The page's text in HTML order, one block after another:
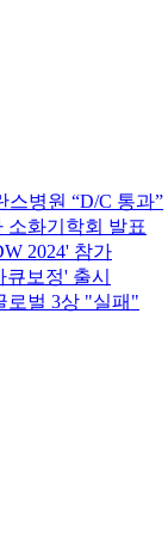
스병원 “D/C 통과”
소화기학회 발표
2024' 참가
보정' 출시
로벌 3상 "실패"